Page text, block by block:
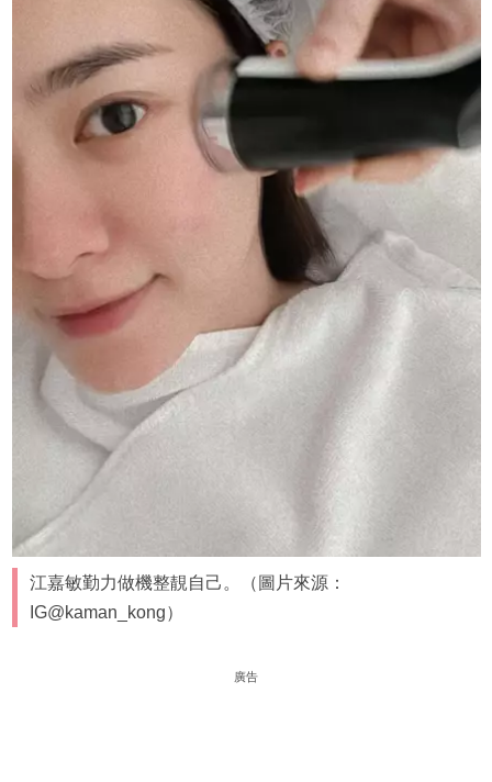
江嘉敏勤力做機整靚自己。（圖片來源：
IG@kaman_kong）
廣告